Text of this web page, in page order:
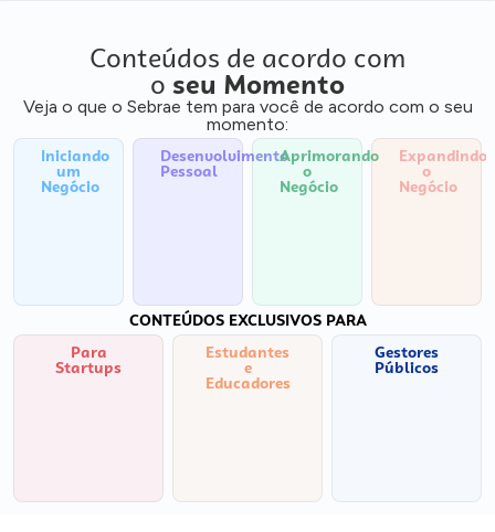
Conteúdos de acordo com
o seu Momento
Veja o que o Sebrae tem para você de acordo com o seu
momento:
Iniciando
um
Negócio
Desenvolvimento
Pessoal
Aprimorando
o
Negócio
Expandindo
o
Negócio
CONTEÚDOS EXCLUSIVOS PARA
Para
Startups
Estudantes
e
Educadores
Gestores
Públicos